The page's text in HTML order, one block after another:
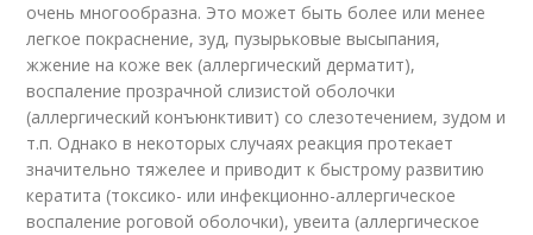
очень многообразна. Это может быть более или менее
легкое покраснение, зуд, пузырьковые высыпания,
жжение на коже век (аллергический дерматит),
воспаление прозрачной слизистой оболочки
(аллергический конъюнктивит) со слезотечением, зудом и
т.п. Однако в некоторых случаях реакция протекает
значительно тяжелее и приводит к быстрому развитию
кератита (токсико- или инфекционно-аллергическое
воспаление роговой оболочки), увеита (аллергическое